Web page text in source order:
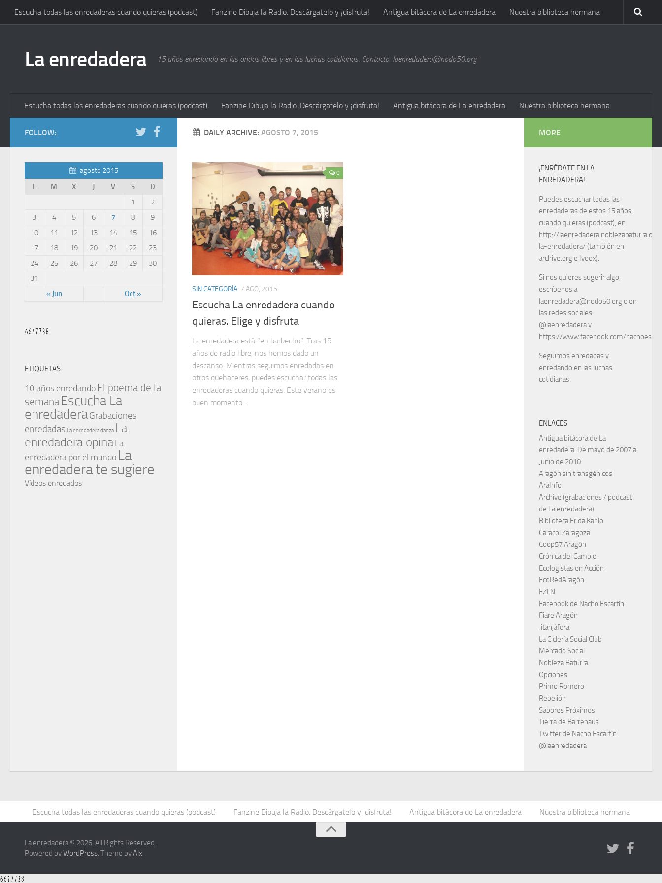
Escucha todas las enredaderas cuando quieras (podcast) Fanzine Dibuja la Radio. Descárgatelo y ¡disfruta! Antigua bitácora de La enredadera Nuestra biblioteca hermana
La enredadera 15 años enredando en las ondas libres y en las luchas cotidianas. Contacto: laenredadera@nodo50.org
Escucha todas las enredaderas cuando quieras (podcast) Fanzine Dibuja la Radio. Descárgatelo y ¡disfruta! Antigua bitácora de La enredadera Nuestra biblioteca hermana
DAILY ARCHIVE: AGOSTO 7, 2015
0
SIN CATEGORÍA 7 AGO, 2015
Escucha La enredadera cuando
quieras. Elige y disfruta
La enredadera está “en barbecho”. Tras 15
años de radio libre, nos hemos dado un
descanso. Mientras seguimos enredadas en
otros quehaceres, puedes escuchar todas las
enredaderas cuando quieras. Este verano es
buen momento...
FOLLOW:
agosto 2015
L
M X J V S D
« Jun Oct »
1
2
3
4 5 6 7 8
9
10
11 12 13 14 15
16
17
18 19 20 21 22
23
24
25 26 27 28 29
30
31
ETIQUETAS
10 años enredando El poema de la
semana Escucha La
enredaderaGrabaciones
enredadas La enredadera danza La
enredadera opina La
enredadera por el mundo La
enredadera te sugiere
Vídeos enredados
MORE
¡ENRÉDATE EN LA
ENREDADERA!
Puedes escuchar todas las
enredaderas de estos 15 años,
cuando quieras (podcast), en
http://
la-enredadera/ (también en
archive.org e Ivoox).
Si nos quieres sugerir algo,
escríbenos a
laenredadera@nodo50.org o en
las redes sociales:
@laenredadera y
https://www.facebook.com/
Seguimos enredadas y
enredando en las luchas
cotidianas.
ENLACES
Antigua bitácora de La
enredadera. De mayo de 2007 a
Junio de 2010
Aragón sin transgénicos
AraInfo
Archive (grabaciones / podcast
de La enredadera)
Biblioteca Frida Kahlo
Caracol Zaragoza
Coop57 Aragón
Crónica del Cambio
Ecologistas en Acción
EcoRedAragón
EZLN
Facebook de Nacho Escartín
Fiare Aragón
Jitanjáfora
La Ciclería Social Club
Mercado Social
Nobleza Baturra
Opciones
Primo Romero
Rebelión
Sabores Próximos
Tierra de Barrenaus
Twitter de Nacho Escartín
@laenredadera
Escucha todas las enredaderas cuando quieras (podcast) Fanzine Dibuja la Radio. Descárgatelo y ¡disfruta! Antigua bitácora de La enredadera Nuestra biblioteca hermana
La enredadera © 2026. All Rights Reserved.
Powered byWordPress. Theme byAlx.